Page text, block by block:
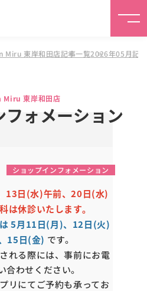
Miru 東岸和田店記事一覧2026年05月記
Miru 東岸和田店
ォメーション
ショップインフォメーション
13日(水)午前、20日(水)
は休診いたします。
5月11日(月)、12日(火)
15日(金) です。
れる際には、事前にお電
わせください。
リにてご予約も承ってお